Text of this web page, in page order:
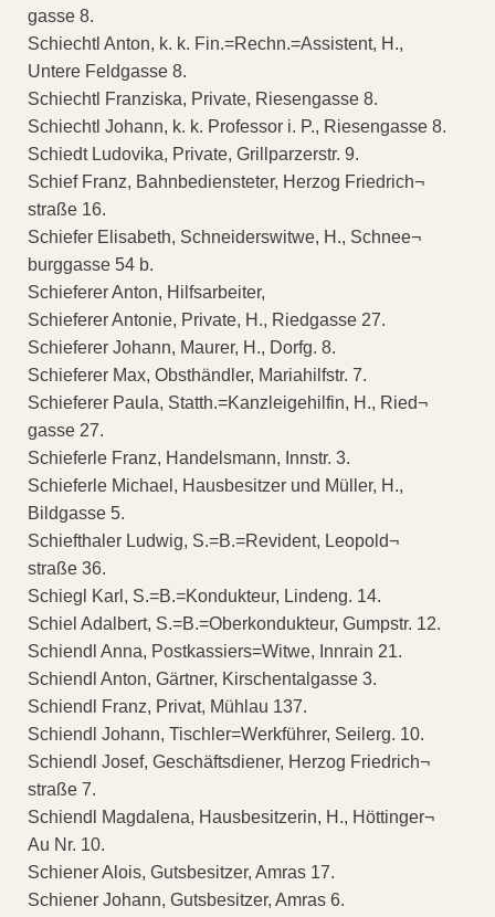
gasse 8.
Schiechtl Anton, k. k. Fin.=Rechn.=Assistent, H.,
Untere Feldgasse 8.
Schiechtl Franziska, Private, Riesengasse 8.
Schiechtl Johann, k. k. Professor i. P., Riesengasse 8.
Schiedt Ludovika, Private, Grillparzerstr. 9.
Schief Franz, Bahnbediensteter, Herzog Friedrich¬
straße 16.
Schiefer Elisabeth, Schneiderswitwe, H., Schnee¬
burggasse 54 b.
Schieferer Anton, Hilfsarbeiter,
Schieferer Antonie, Private, H., Riedgasse 27.
Schieferer Johann, Maurer, H., Dorfg. 8.
Schieferer Max, Obsthändler, Mariahilfstr. 7.
Schieferer Paula, Statth.=Kanzleigehilfin, H., Ried¬
gasse 27.
Schieferle Franz, Handelsmann, Innstr. 3.
Schieferle Michael, Hausbesitzer und Müller, H.,
Bildgasse 5.
Schiefthaler Ludwig, S.=B.=Revident, Leopold¬
straße 36.
Schiegl Karl, S.=B.=Kondukteur, Lindeng. 14.
Schiel Adalbert, S.=B.=Oberkondukteur, Gumpstr. 12.
Schiendl Anna, Postkassiers=Witwe, Innrain 21.
Schiendl Anton, Gärtner, Kirschentalgasse 3.
Schiendl Franz, Privat, Mühlau 137.
Schiendl Johann, Tischler=Werkführer, Seilerg. 10.
Schiendl Josef, Geschäftsdiener, Herzog Friedrich¬
straße 7.
Schiendl Magdalena, Hausbesitzerin, H., Höttinger¬
Au Nr. 10.
Schiener Alois, Gutsbesitzer, Amras 17.
Schiener Johann, Gutsbesitzer, Amras 6.